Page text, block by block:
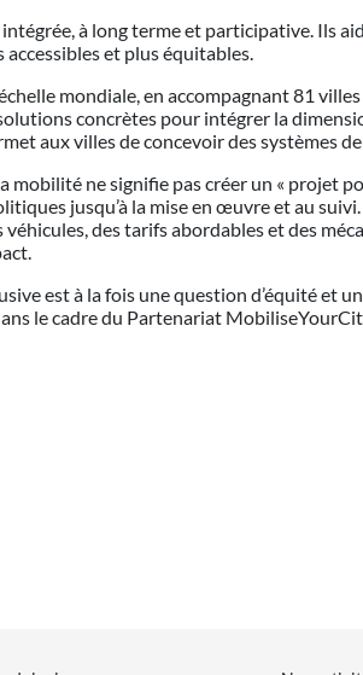
à long terme et participative. Ils
et plus équitables.
mondiale, en accompagnant 81 villes
concrètes pour intégrer la
aux villes de concevoir des systèmes
ne signifie pas créer un « projet
jusqu’à la mise en œuvre et au
des tarifs abordables et des
est à la fois une question d’équité et
le cadre du Partenariat